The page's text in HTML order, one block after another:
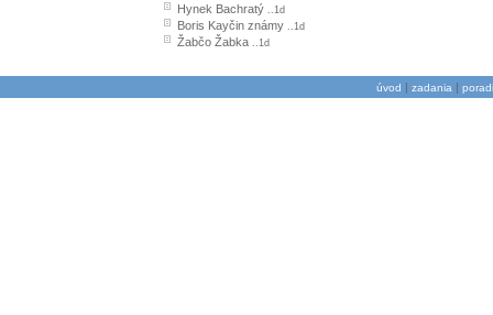
Hynek Bachratý ..1d
Boris Kayčin známy ..1d
Žabčo Žabka ..1d
úvod | zadania |